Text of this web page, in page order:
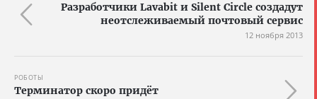
Разработчики Lavabit и Silent Circle создадут
неотслеживаемый почтовый сервис
12 ноября 2013
РОБОТЫ
Терминатор скоро придёт